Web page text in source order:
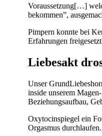
Voraussetzung[…]
bekommen”,
Pimpern konnte bei
Erfahrungen
Liebesakt
Unser
inside unserem
Beziehungsaufbau,
Oxytocinspiegel ein
Orgasmus